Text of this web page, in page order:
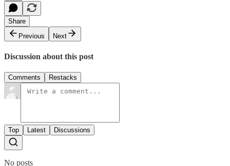
Share
Previous
Next
Discussion about this post
Comments Restacks
Top Latest Discussions
No posts